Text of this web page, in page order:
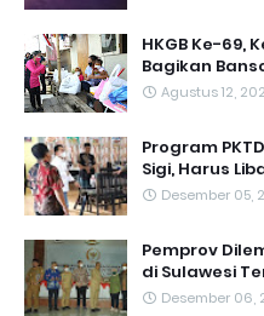
HKGB Ke-69,
Bagikan
Agustus 12,
Program
Sigi, Harus
Desember 05,
Pemprov
di Sulawesi
Desember 06,